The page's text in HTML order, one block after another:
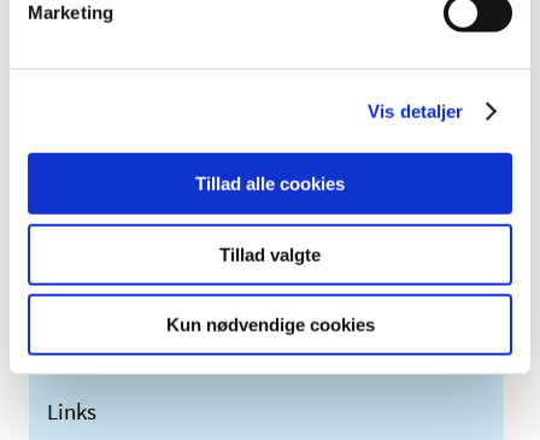
Marketing
Vis detaljer
Tillad alle cookies
Tillad valgte
Kun nødvendige cookies
2014 (44)
2008 (8)
2006 (9)
Links